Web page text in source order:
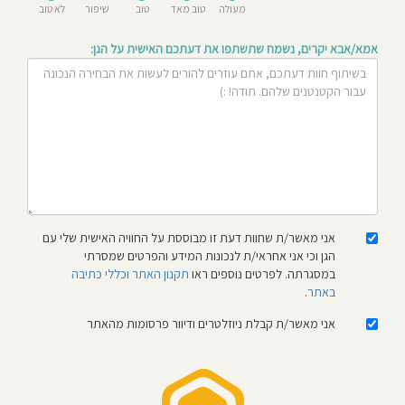
מעולה טוב מאד טוב
שיפור
לא טוב
אמא/אבא יקרים, נשמח שתשתפו את דעתכם האישית על הגן:
אני מאשר/ת שחוות דעת זו מבוססת על החוויה האישית שלי עם
הגן וכי אני אחראי/ת לנכונות המידע והפרטים שמסרתי
במסגרתה. לפרטים נוספים ראו תקנון האתר וכללי כתיבה
באתר.
אני מאשר/ת קבלת ניוזלטרים ודיוור פרסומות מהאתר